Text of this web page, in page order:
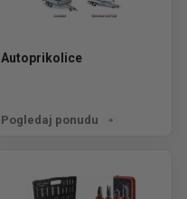
Autoprikolice
Pogledaj ponudu